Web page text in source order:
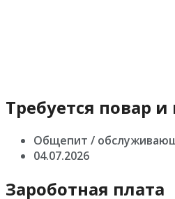
Требуется повар
Общепит /
04.07.2026
Зароботная плата